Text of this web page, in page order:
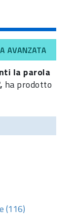
AVANZATA
la parola
ha prodotto
(116)